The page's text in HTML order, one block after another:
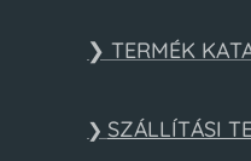
❯ TERMÉK
❯ SZÁLLÍTÁSI